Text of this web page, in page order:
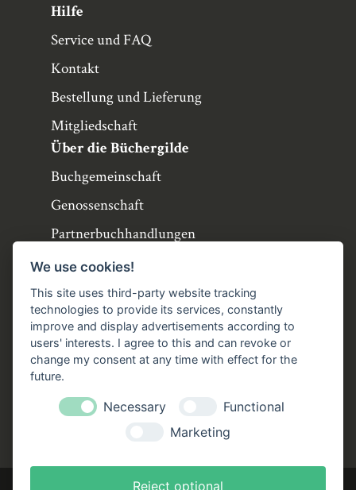
Hilfe
Service und FAQ
Kontakt
Bestellung und Lieferung
Mitgliedschaft
Über die Büchergilde
Buchgemeinschaft
Genossenschaft
Partnerbuchhandlungen
Büchergilde online
Stellenangebote
Folgen Sie uns!
FacebookInstagramYouTubeTikTok
Zustellung durch:
We use cookies!
This site uses third-party website tracking
technologies to provide its services, constantly
improve and display advertisements according to
users' interests. I agree to this and can revoke or
change my consent at any time with effect for the
future.
Necessary
Functional
Marketing
Reject optional